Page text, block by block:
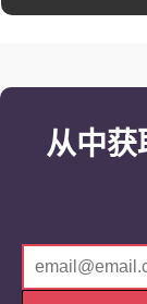
从中获